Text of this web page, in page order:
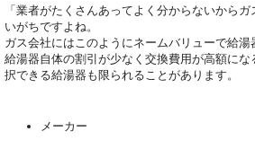
「業者がたくさんあってよく分からないから
いがちですよね。
ガス会社にはこのようにネームバリューで給湯
給湯器自体の割引が少なく交換費用が高額に
択できる給湯器も限られることがあります。
メーカー